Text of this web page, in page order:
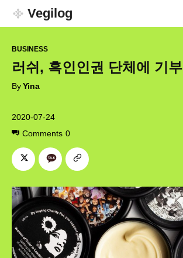
Vegilog
2020-07-24
Comments 0
BUSINESS
러쉬, 흑인인권 단체에 기부
ByYina